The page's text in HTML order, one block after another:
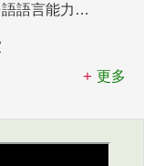
臺灣台語語言能力認證網站
更多